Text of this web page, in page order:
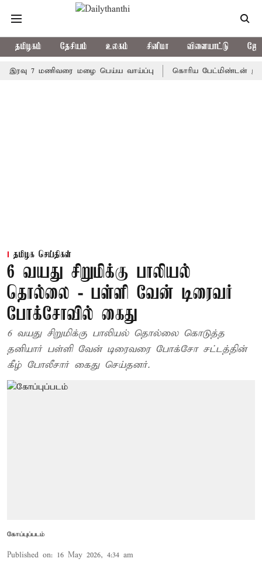
தமிழகம் தேசியம் உலகம் சினிமா விளையாட்டு
7 மணிவரை மழை பெய்ய வாய்ப்பு கொரிய பேட்மிண்டன் இறுதி
தமிழக செய்திகள்
6 வயது சிறுமிக்கு பாலியல்
தொல்லை - பள்ளி வேன் டிரைவர்
போக்சோவில் கைது
6 வயது சிறுமிக்கு பாலியல் தொல்லை கொடுத்த
தனியார் பள்ளி வேன் டிரைவரை போக்சோ சட்டத்தின்
கீழ் போலீசார் கைது செய்தனர்.
கோப்புப்படம்
Published on: 16 May 2026, 4:34 am